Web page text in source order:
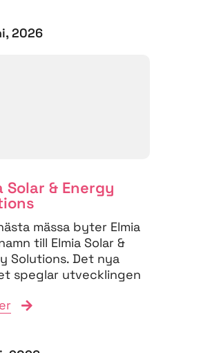
2026
Solar & Energy
mässa byter Elmia
till Elmia Solar &
Solutions. Det nya
speglar utvecklingen